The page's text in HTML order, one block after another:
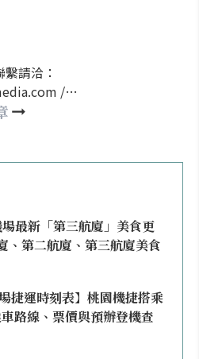
請洽：
/
最新「第三航廈」美食更
、第二航廈、第三航廈美食
捷運時刻表】桃園機捷搭乘
路線、票價與預辦登機查